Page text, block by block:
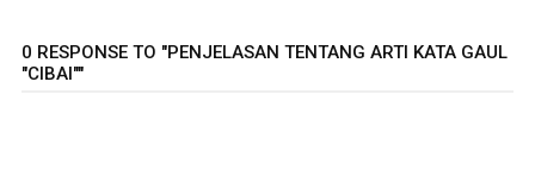
0 RESPONSE TO "PENJELASAN TENTANG ARTI KATA GAUL
"CIBAI""